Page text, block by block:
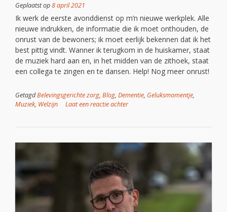
Geplaatst op8 april 2021
Ik werk de eerste avonddienst op m’n nieuwe werkplek. Alle
nieuwe indrukken, de informatie die ik moet onthouden, de
onrust van de bewoners; ik moet eerlijk bekennen dat ik het
best pittig vindt. Wanner ik terugkom in de huiskamer, staat
de muziek hard aan en, in het midden van de zithoek, staat
een collega te zingen en te dansen. Help! Nog meer onrust!
GetagdBelevingsgerichte zorg, Blog, Dementie, Geluksmomentje,
Muziek, Welzijn Laat een reactie achter